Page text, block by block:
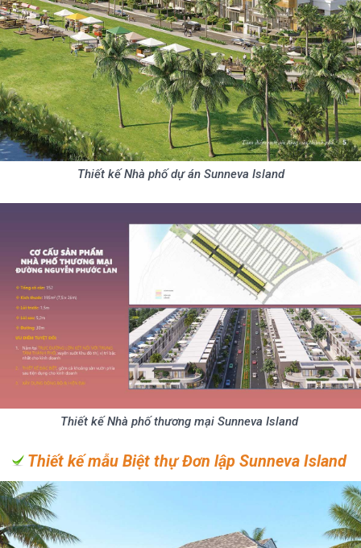
Thiết kế Nhà phố dự án Sunneva Island
Thiết kế Nhà phố thương mại Sunneva Island
Thiết kế mẫu Biệt thự Đơn lập Sunneva Island